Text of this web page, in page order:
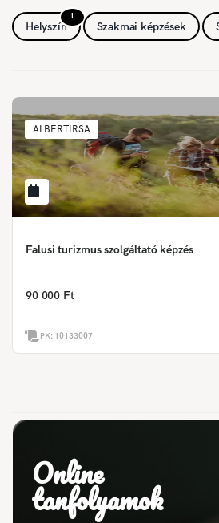
1
Helyszín Szakmai képzések
ALBERTIRSA
Falusi turizmus szolgáltató képzés
90 000 Ft
PK: 10133007
Online
tanfolyamok